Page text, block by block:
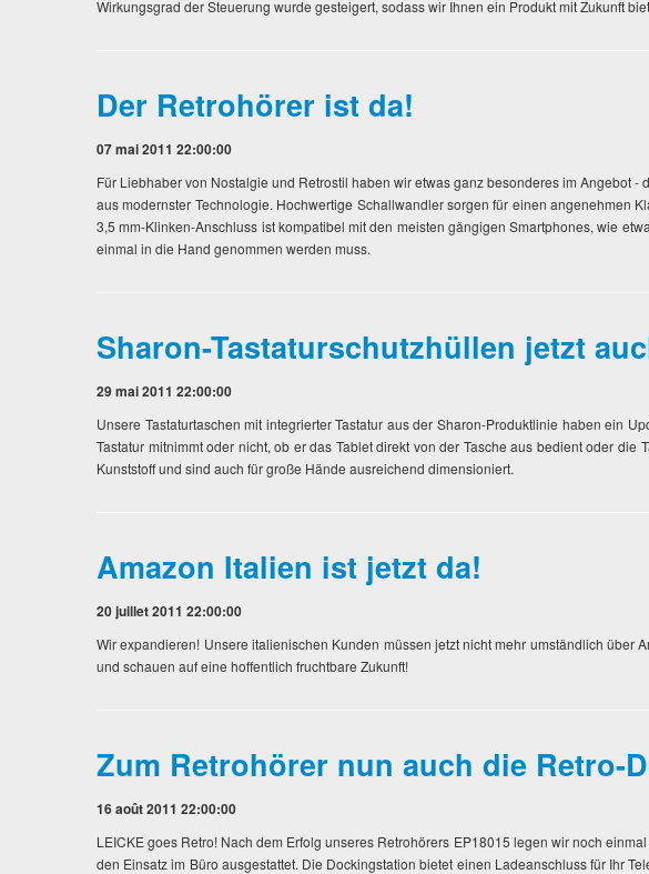
Wirkungsgrad der Steuerung wurde gesteigert, sodass wir Ihnen ein Produkt mit Zukunft
Der Retrohörer ist da!
07 mai 2011 22:00:00
Für Liebhaber von Nostalgie und Retrostil haben wir etwas ganz besonderes im Angebot
aus modernster Technologie. Hochwertige Schallwandler sorgen für einen angenehmen
3,5 mm-Klinken-Anschluss ist kompatibel mit den meisten gängigen Smartphones, wie
einmal in die Hand genommen werden muss.
Sharon-Tastaturschutzhüllen jetzt
29 mai 2011 22:00:00
Unsere Tastaturtaschen mit integrierter Tastatur aus der Sharon-Produktlinie haben ein
Tastatur mitnimmt oder nicht, ob er das Tablet direkt von der Tasche aus bedient oder
Kunststoff und sind auch für große Hände ausreichend dimensioniert.
Amazon Italien ist jetzt da!
20 juillet 2011 22:00:00
Wir expandieren! Unsere italienischen Kunden müssen jetzt nicht mehr umständlich
und schauen auf eine hoffentlich fruchtbare Zukunft!
Zum Retrohörer nun auch die Retro-
16 août 2011 22:00:00
LEICKE goes Retro! Nach dem Erfolg unseres Retrohörers EP18015 legen wir noch
den Einsatz im Büro ausgestattet. Die Dockingstation bietet einen Ladeanschluss für Ihr